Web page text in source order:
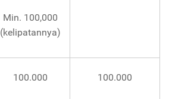
Min. 100,000
(kelipatannya)
100.000 100.000